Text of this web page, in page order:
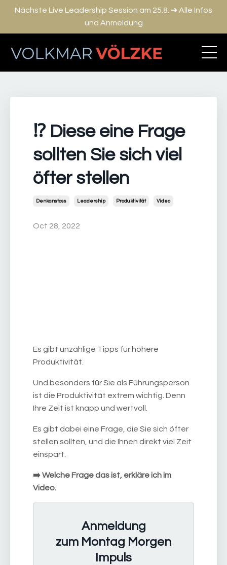
Nächste Live Leadership Session am 25.8. ➔ Alle Infos
und Anmeldung
⁉️ Diese eine Frage
sollten Sie sich viel
öfter stellen
Denkanstoss Leadership Produktivität Video
Oct 28, 2022
Es gibt unzählige Tipps für höhere
Produktivität.
Und besonders für Sie als Führungsperson
ist die Produktivität extrem wichtig. Denn
Ihre Zeit ist knapp und wertvoll.
Es gibt dabei eine Frage, die Sie sich öfter
stellen sollten, und die Ihnen direkt viel Zeit
einspart.
➡️ Welche Frage das ist, erkläre ich im
Video.
Anmeldung
zum Montag Morgen
Impuls